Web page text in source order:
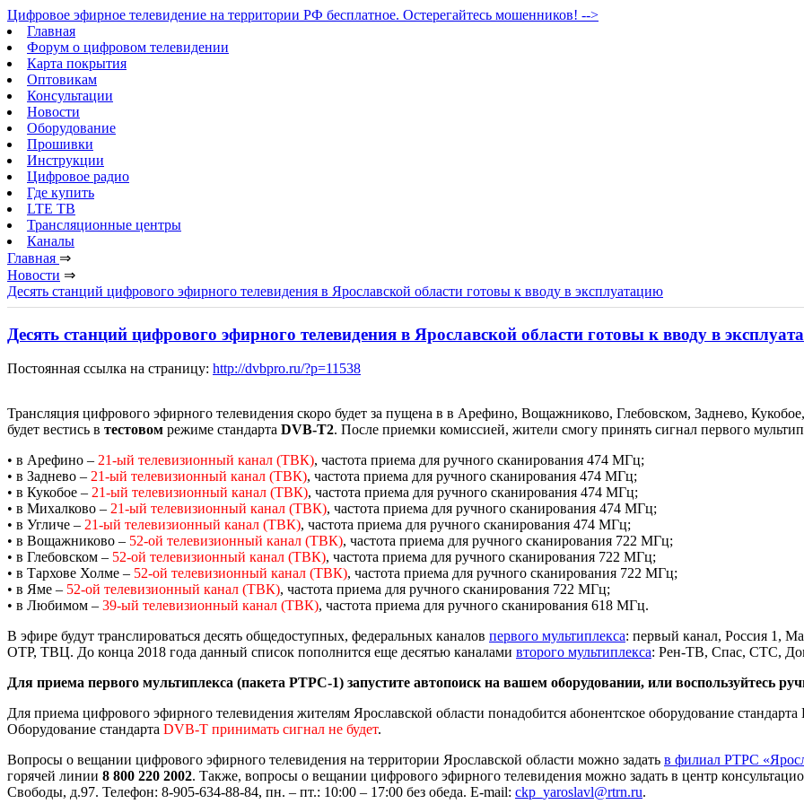
Цифровое эфирное телевидение на территории РФ бесплатное. Остерегайтесь мошенников! -->
Главная
Форум о цифровом телевидении
Карта покрытия
Оптовикам
Консультации
Новости
Оборудование
Прошивки
Инструкции
Цифровое радио
Где купить
LTE ТВ
Трансляционные центры
Каналы
Главная ⇒
Новости ⇒
Десять станций цифрового эфирного телевидения в Ярославской области готовы к вводу в эксплуатацию
Десять станций цифрового эфирного телевидения в Ярославской области готовы к вводу в
Постоянная ссылка на страницу: http://dvbpro.ru/?p=11538
Трансляция цифрового эфирного телевидения скоро будет за пущена в в Арефино, Вощажниково, Глебовском, Заднево,
будет вестись в тестовом режиме стандарта DVB-T2. После приемки комиссией, жители смогу принять сигнал первого
• в Арефино – 21-ый телевизионный канал (ТВК), частота приема для ручного сканирования 474 МГц;
• в Заднево – 21-ый телевизионный канал (ТВК), частота приема для ручного сканирования 474 МГц;
• в Кукобое – 21-ый телевизионный канал (ТВК), частота приема для ручного сканирования 474 МГц;
• в Михалково – 21-ый телевизионный канал (ТВК), частота приема для ручного сканирования 474 МГц;
• в Угличе – 21-ый телевизионный канал (ТВК), частота приема для ручного сканирования 474 МГц;
• в Вощажниково – 52-ой телевизионный канал (ТВК), частота приема для ручного сканирования 722 МГц;
• в Глебовском – 52-ой телевизионный канал (ТВК), частота приема для ручного сканирования 722 МГц;
• в Тархове Холме – 52-ой телевизионный канал (ТВК), частота приема для ручного сканирования 722 МГц;
• в Яме – 52-ой телевизионный канал (ТВК), частота приема для ручного сканирования 722 МГц;
• в Любимом – 39-ый телевизионный канал (ТВК), частота приема для ручного сканирования 618 МГц.
В эфире будут транслироваться десять общедоступных, федеральных каналов первого мультиплекса: первый канал, Россия 1,
ОТР, ТВЦ. До конца 2018 года данный список пополнится еще десятью каналами второго мультиплекса: Рен-ТВ, Спас, СТС,
Для приема первого мультиплекса (пакета РТРС-1) запустите автопоиск на вашем оборудовании, или воспользуйтесь
Для приема цифрового эфирного телевидения жителям Ярославской области понадобится абонентское оборудование
Оборудование стандарта DVB-T принимать сигнал не будет.
Вопросы о вещании цифрового эфирного телевидения на территории Ярославской области можно задать в филиал РТРС
горячей линии 8 800 220 2002. Также, вопросы о вещании цифрового эфирного телевидения можно задать в центр
Свободы, д.97. Телефон: 8-905-634-88-84, пн. – пт.: 10:00 – 17:00 без обеда. E-mail: ckp_yaroslavl@rtrn.ru.